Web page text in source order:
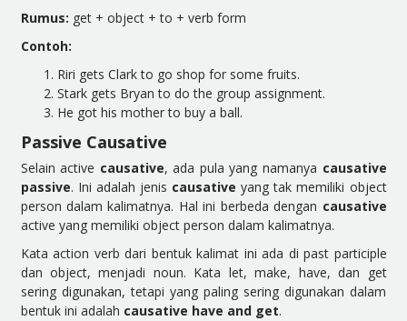
Rumus: get + object + to + verb form
Contoh:
Riri gets Clark to go shop for some fruits.
Stark gets Bryan to do the group assignment.
He got his mother to buy a ball.
Passive Causative
Selain active causative, ada pula yang namanya causative
passive. Ini adalah jenis causative yang tak memiliki object
person dalam kalimatnya. Hal ini berbeda dengan causative
active yang memiliki object person dalam kalimatnya.
Kata action verb dari bentuk kalimat ini ada di past participle
dan object, menjadi noun. Kata let, make, have, dan get
sering digunakan, tetapi yang paling sering digunakan dalam
bentuk ini adalah causative have and get.